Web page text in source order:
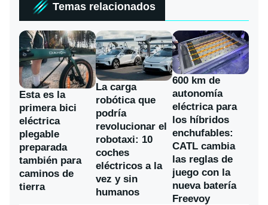
Temas relacionados
Esta es la
primera bici
eléctrica
plegable
preparada
también para
caminos de
tierra
La carga
robótica que
podría
revolucionar el
robotaxi: 10
coches
eléctricos a la
vez y sin
humanos
600 km de
autonomía
eléctrica para
los híbridos
enchufables:
CATL cambia
las reglas de
juego con la
nueva batería
Freevoy